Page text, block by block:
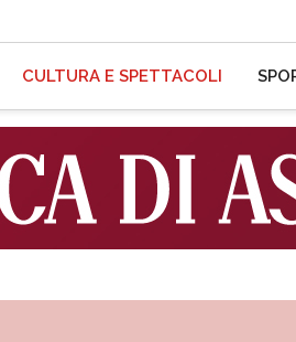
CULTURA E SPETTACOLI